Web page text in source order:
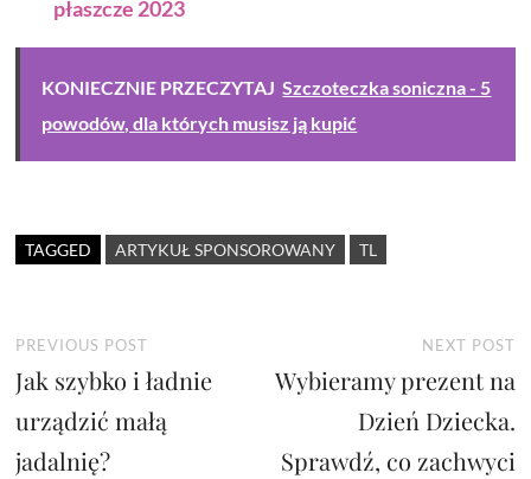
płaszcze 2023
KONIECZNIE PRZECZYTAJ Szczoteczka soniczna - 5
powodów, dla których musisz ją kupić
TAGGED ARTYKUŁ SPONSOROWANY TL
Nawigacja
wpisu
PREVIOUS POST
post:
Jak szybko i ładnie
urządzić małą
jadalnię?
NEXT POST
Wybieramy prezent na
Dzień Dziecka.
Sprawdź, co zachwyci